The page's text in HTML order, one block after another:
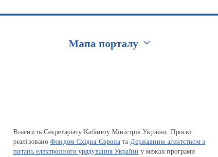
Мапа порталу
Власність Секретаріату Кабінету Міністрів України. Проєкт
реалізованоФондом Східна Європа та Державним агентством з
питань електронного урядування України у межах програми